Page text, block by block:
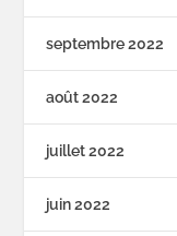
septembre 2022
août 2022
juillet 2022
juin 2022